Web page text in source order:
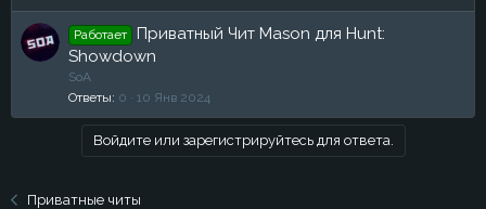
Работает
Приватный Чит Mason для Hunt:
Showdown
SoA
Ответы 0 10 Янв 2024
Войдите или зарегистрируйтесь для ответа.
Приватные читы